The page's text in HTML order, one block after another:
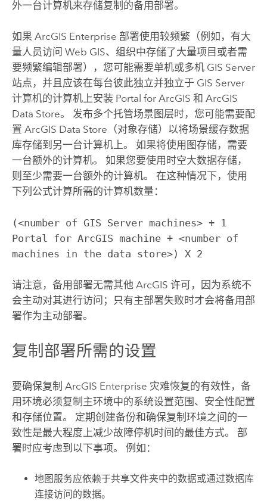
外一台计算机来存储复制的备用部署。
如果 ArcGIS Enterprise 部署使用较频繁（例如，有大
量人员访问 Web GIS、组织中存储了大量项目或者需
要频繁编辑部署），您可能需要单机或多机 GIS Server
站点，并且应该在每台彼此独立并独立于 GIS Server
计算机的计算机上安装 Portal for ArcGIS 和 ArcGIS
Data Store。 发布多个托管场景图层时，您可能需要配
置 ArcGIS Data Store （对象存储）以将场景缓存数据
库存储到另一台计算机上。 如果将使用图存储，需要
一台额外的计算机。 如果您要使用时空大数据存储，
则至少需要一台额外的计算机。 在这种情况下，使用
下列公式计算所需的计算机数量：
(<number of GIS Server
Portal for ArcGIS machine + <number of
machines in the data store>) X 2
请注意，备用部署无需其他 ArcGIS 许可，因为系统不
会主动对其进行访问；只有主部署失败时才会将备用部
署作为主动部署。
复制部署所需的设置
要确保复制 ArcGIS Enterprise 灾难恢复的有效性，备
用环境必须复制主环境中的系统设置范围、安全性配置
和存储位置。 定期创建备份和确保复制环境之间的一
致性是最大程度上减少故障停机时间的最佳方式。 部
署时应考虑到以下事项。 例如：
地图服务应依赖于共享文件夹中的数据或通过数据库
连接访问的数据。